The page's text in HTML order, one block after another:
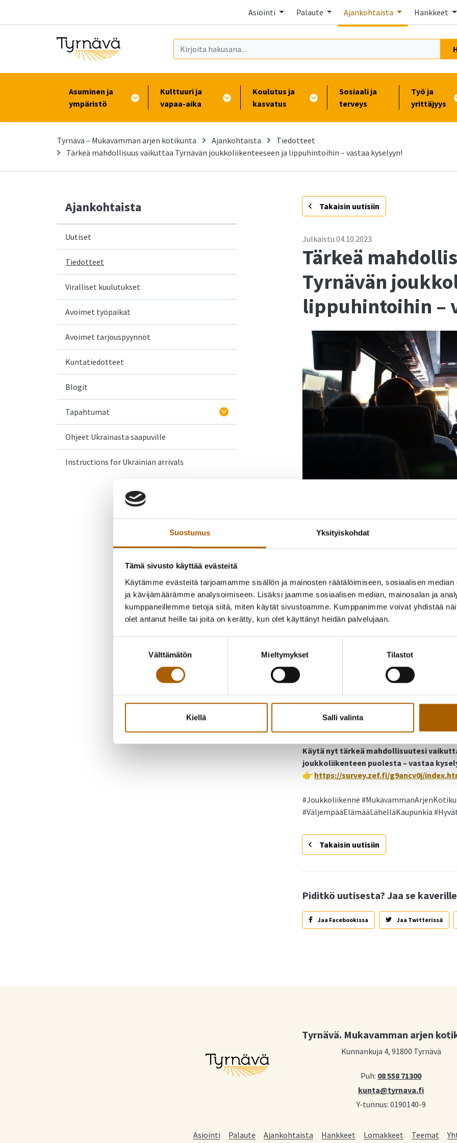
Suostumus Yksityiskohdat
Tämä sivusto käyttää evästeitä
Käytämme evästeitä tarjoamamme sisällön ja mainosten räätälöimiseen, sosiaalisen
ja kävijämäärämme analysoimiseen. Lisäksi jaamme sosiaalisen median, mainosalan ja
kumppaneillemme tietoja siitä, miten käytät sivustoamme. Kumppanimme voivat yhdistää
olet antanut heille tai joita on kerätty, kun olet käyttänyt heidän palvelujaan.
Välttämätön Mieltymykset Tilastot
Kiellä Salli valinta
Asiointi Palaute Ajankohtaista Hankkeet
Asuminen ja
ympäristö
Kulttuuri ja
vapaa-aika
Koulutus ja
kasvatus
Sosiaali ja
terveys
Työ ja
yrittäjyys
Tyrnävä – Mukavamman arjen kotikunta Ajankohtaista
Tiedotteet
Tärkeä mahdollisuus vaikuttaa Tyrnävän joukkoliikenteeseen ja lippuhintoihin – vastaa kyselyyn!
Ajankohtaista
Uutiset
Tiedotteet
Viralliset kuulutukset
Avoimet työpaikat
Avoimet tarjouspyynnöt
Kuntatiedotteet
Blogit
Tapahtumat
Ohjeet Ukrainasta saapuville
Instructions for Ukrainian arrivals
- Takaisin uutisiin
Julkaistu 04.10.2023
Tärkeä
Tyrnävän
lippuhintoihin –
Tyrnäväläinen, nyt on tärkeä
Oulun seudun liikenne kehittää vyöhyke-
joukkoliikennealueen asukkailla on
kehittämisessä on:
joukkoliikennealueen ympäryskunnat ovat
joukkoliikennelipun piirissä,
2) kahden vyöhykkeen malli, jossa Tyrnävä
3) kolmen vyöhykkeen malli, jossa Tyrnävä
Käytä nyt tärkeä mahdollisuutesi
joukkoliikenteen puolesta – vastaa
👉 https://survey.zef.fi/g9ancv0j/
#Joukkoliikenne
#VäljempääElämääLähelläKaupunkia
Takaisin uutisiin
Piditkö uutisesta? Jaa se
Jaa Facebookissa Jaa Twitterissä
Tyrnävä. Mukavamman arjen
Kunnankuja 4, 91800 Tyrnävä
Puh: 08 558 71300
kunta@tyrnava.fi
Y-tunnus: 0190140-9
Asiointi Palaute Ajankohtaista Hankkeet Lomakkeet Teemat